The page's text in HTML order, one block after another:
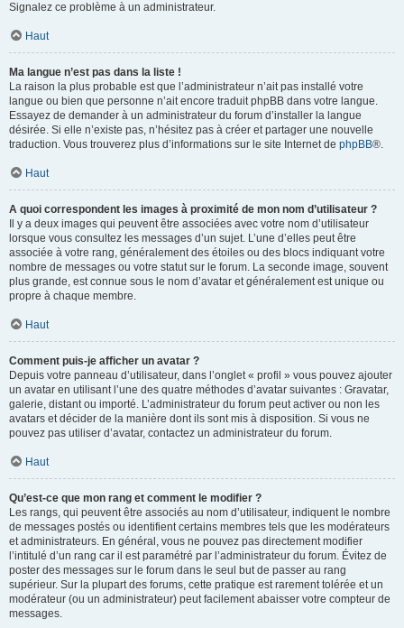
Signalez ce problème à un administrateur.
Haut
Ma langue n’est pas dans la liste !
La raison la plus probable est que l’administrateur n’ait pas installé votre
langue ou bien que personne n’ait encore traduit phpBB dans votre langue.
Essayez de demander à un administrateur du forum d’installer la langue
désirée. Si elle n’existe pas, n’hésitez pas à créer et partager une nouvelle
traduction. Vous trouverez plus d’informations sur le site Internet de phpBB®.
Haut
A quoi correspondent les images à proximité de mon nom d’utilisateur ?
Il y a deux images qui peuvent être associées avec votre nom d’utilisateur
lorsque vous consultez les messages d’un sujet. L’une d’elles peut être
associée à votre rang, généralement des étoiles ou des blocs indiquant votre
nombre de messages ou votre statut sur le forum. La seconde image, souvent
plus grande, est connue sous le nom d’avatar et généralement est unique ou
propre à chaque membre.
Haut
Comment puis-je afficher un avatar ?
Depuis votre panneau d’utilisateur, dans l’onglet « profil » vous pouvez ajouter
un avatar en utilisant l’une des quatre méthodes d’avatar suivantes : Gravatar,
galerie, distant ou importé. L’administrateur du forum peut activer ou non les
avatars et décider de la manière dont ils sont mis à disposition. Si vous ne
pouvez pas utiliser d’avatar, contactez un administrateur du forum.
Haut
Qu’est-ce que mon rang et comment le modifier ?
Les rangs, qui peuvent être associés au nom d’utilisateur, indiquent le nombre
de messages postés ou identifient certains membres tels que les modérateurs
et administrateurs. En général, vous ne pouvez pas directement modifier
l’intitulé d’un rang car il est paramétré par l’administrateur du forum. Évitez de
poster des messages sur le forum dans le seul but de passer au rang
supérieur. Sur la plupart des forums, cette pratique est rarement tolérée et un
modérateur (ou un administrateur) peut facilement abaisser votre compteur de
messages.